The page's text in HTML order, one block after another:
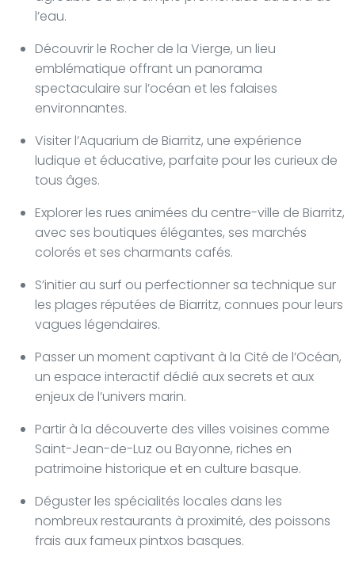
l’eau.
Découvrir le Rocher de la Vierge, un lieu
emblématique offrant un panorama
spectaculaire sur l’océan et les falaises
environnantes.
Visiter l’Aquarium de Biarritz, une expérience
ludique et éducative, parfaite pour les curieux de
tous âges.
Explorer les rues animées du centre-ville de Biarritz,
avec ses boutiques élégantes, ses marchés
colorés et ses charmants cafés.
S’initier au surf ou perfectionner sa technique sur
les plages réputées de Biarritz, connues pour leurs
vagues légendaires.
Passer un moment captivant à la Cité de l’Océan,
un espace interactif dédié aux secrets et aux
enjeux de l’univers marin.
Partir à la découverte des villes voisines comme
Saint-Jean-de-Luz ou Bayonne, riches en
patrimoine historique et en culture basque.
Déguster les spécialités locales dans les
nombreux restaurants à proximité, des poissons
frais aux fameux pintxos basques.